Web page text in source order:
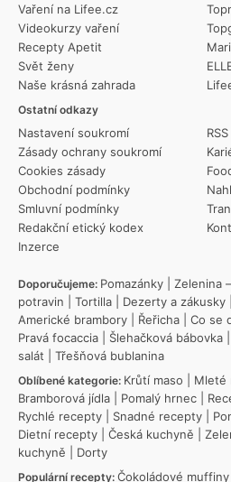
Vaření na Lifee.cz
Videokurzy vaření
Recepty Apetit
Svět ženy
Naše krásná zahrada
Ostatní odkazy
Nastavení soukromí
Zásady ochrany soukromí
Cookies zásady
Obchodní podmínky
Smluvní podmínky
Redakční etický kodex
Inzerce
RSS
Doporučujeme: Pomazánky Zelenina
potravin
Tortilla Dezerty a zákusky
Americké brambory
Řeřicha Co se
Pravá focaccia
Šlehačková bábovka
salát
Třešňová bublanina
Oblíbené kategorie: Krůtí maso Mleté
Bramborová jídla
Pomalý hrnec
Rychlé recepty
Snadné recepty
Dietní recepty
Česká kuchyně
kuchyně
Dorty
Populární recepty: Čokoládové muffiny